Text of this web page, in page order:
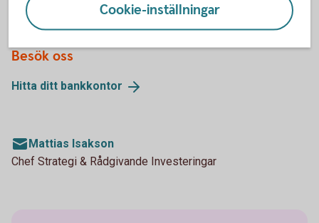
Ring 0511-280 00
Besök oss
Hitta ditt bankkontor
Mattias Isakson
Chef Strategi & Rådgivande Investeringar
Cookie-inställningar